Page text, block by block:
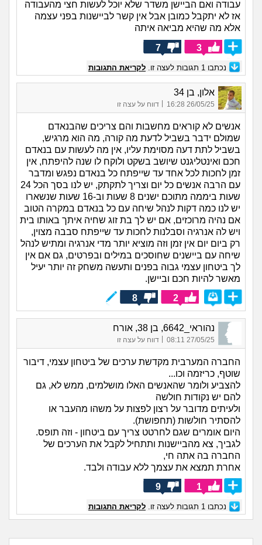
עבודה ואם הביישן משדר שלא יוכל לעשות חצי מהעבודה
אז לא יתקבל כמובן אבל אין קשר לביישנות בפני עצמה
אלא מה שהיא מביאה איתה
3
7
נכתבו 1 תגובות לעצה זו. לקריאת התגובות
אלון, בן 34
26/05/25 16:28
| דווח על עצה זו
אנשים לא קוראים מחשבות והם צריכים שהבנאדם
שמולם ידבר בשביל לדעת מה קורה, מה הוא מרגיש,
בשביל לתת דעה מסוימת עליו, אין מה לעשות עם בנאדם
חכם ואינטליגנט שיושב בשקט ולוקח לו שנה להיפתח, אין
זמן לחכות לכל אחד עד שייפתח כל בנאדם נפגש ומדבר
עם הרבה אנשים כל יום וצריך לתקתק, יש לנו בסך הכל 24
שעות ביממה מתוכם ישנים 8 שעות וב-16 שעות שנשארו
יש לנו כמה דקות לנהל שיחה עם כל בנאדם במקרה הטוב
אם נהיה מרוכזים, אם יש לך בת זוג שחיה איתך באותו בית
ויש לה אנרגיה וסבלנות לחכות עד שייפתח סבבה מצוין,
רק ביום יום אין זמן וזה מוציא יותר מדי אנרגיה ומתיש לנהל
שיחה עם ביישנים שחוסכים במילים ובפרטים, גם אם אין
לך ביטחון עצמי גבוה בפנים ותעשה משחק זה יותר יעיל
מאשר להיות חכם וביישן.
2
8
נהוראי_6642, בן 38, אורח
27/05/25 08:11
| דווח על עצה זו
החברה המערבית מקדשת ערכים של ביטחון עצמי, דיבור
שוטף, כריזמה וכו...
להצביע ולומר שהאנשים האלו מושלמים, ממש לא, גם
להם יש נקודות חולשה
ולעיתים מדובר על רצון לפצות על משהו מהעבר או
להסתיר חולשות (תחפושת).
היום אומרים שגם לחרטט צריך עם ביטחון - וזה תופס.
לגביך, צא מהביישנות ותתחיל לקבל את הערכים של
החברה בה אתה חי,
אחרת תמצא את עצמך ללא עבודה ולבד.
1
9
נכתבו 1 תגובות לעצה זו. לקריאת התגובות